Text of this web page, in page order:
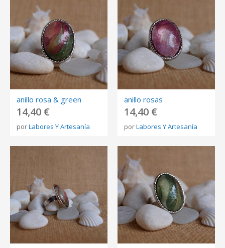
anillo rosa & green
14,40 €
porLabores Y Artesanía
anillo rosas
14,40 €
porLabores Y Artesanía